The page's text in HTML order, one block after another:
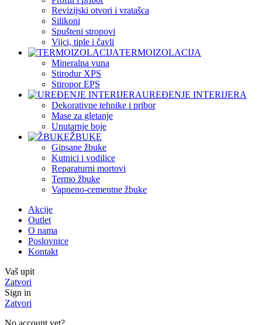
Revizijski otvori i vratašca
Silikoni
Spušteni stropovi
Vijci, tiple i čavli
TERMOIZOLACIJA
Mineralna vuna
Stirodur XPS
Stiropor EPS
UREĐENJE INTERIJERA
Dekorativne tehnike i pribor
Mase za gletanje
Unutarnje boje
ŽBUKE
Gipsane žbuke
Kutnici i vodilice
Reparaturni mortovi
Termo žbuke
Vapneno-cementne žbuke
Akcije
Outlet
O nama
Poslovnice
Kontakt
Vaš upit
Zatvori
Sign in
Zatvori
No account yet?